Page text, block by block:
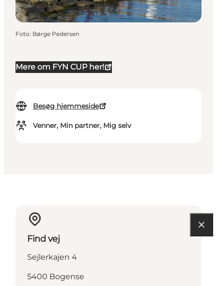
Mere om FYN CUP her!
Besøg hjemmeside
Venner, Min partner, Mig selv
Foto: Børge Pedersen
Find vej
Sejlerkajen 4
5400 Bogense